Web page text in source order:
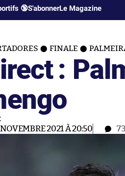
🔞S'abonnerLe Magazine
FINALE
:
2021 À 20:50